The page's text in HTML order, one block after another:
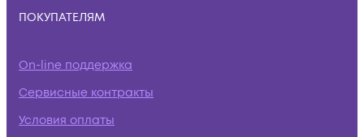
ПОКУПАТЕЛЯМ
On-line поддержка
Сервисные контракты
Условия оплаты